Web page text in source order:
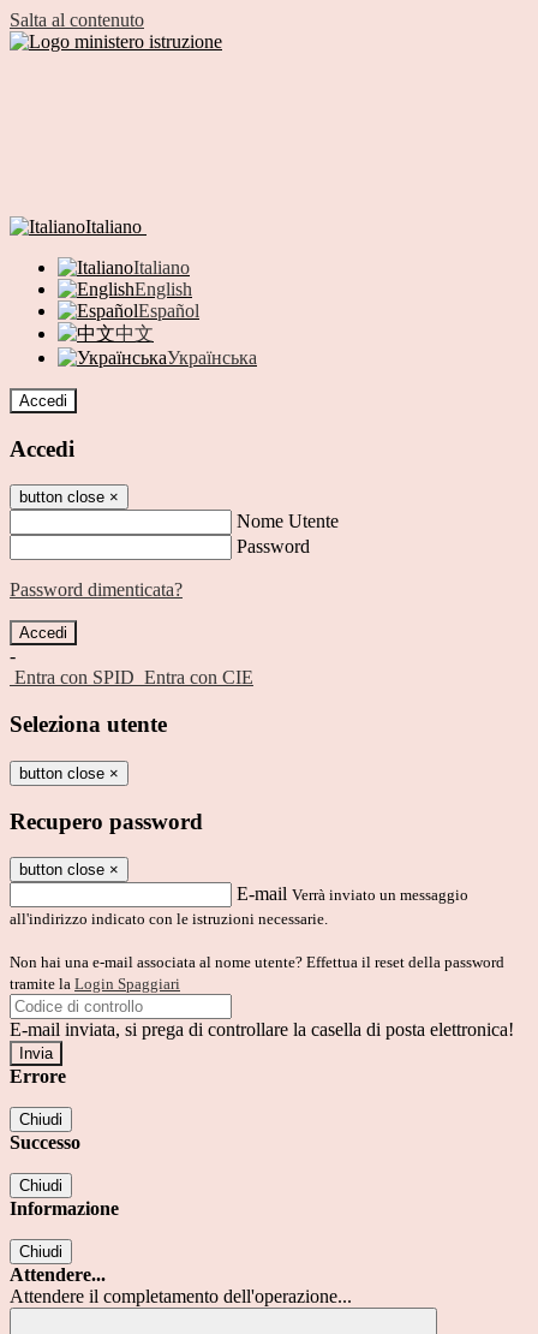
Salta al contenuto
Italiano
Italiano
English
Español
中文
Українська
Accedi
Accedi
button close ×
Nome Utente
Password
Password dimenticata?
-
Entra con SPID Entra con CIE
Seleziona utente
button close ×
Recupero password
button close ×
E-mail Verrà inviato un messaggio
all'indirizzo indicato con le istruzioni necessarie.
Non hai una e-mail associata al nome utente? Effettua il reset della password
tramite la Login Spaggiari
E-mail inviata, si prega di controllare la casella di posta elettronica!
Errore
Chiudi
Successo
Chiudi
Informazione
Chiudi
Attendere...
Attendere il completamento dell'operazione...